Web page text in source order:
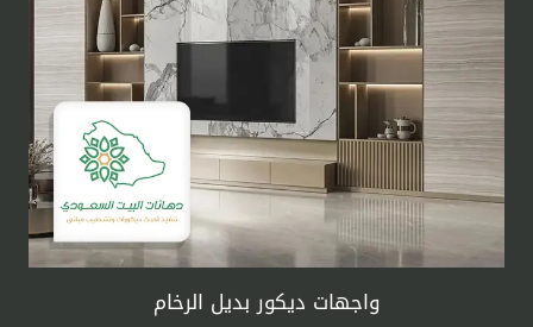
واجهات ديكور بديل الرخام